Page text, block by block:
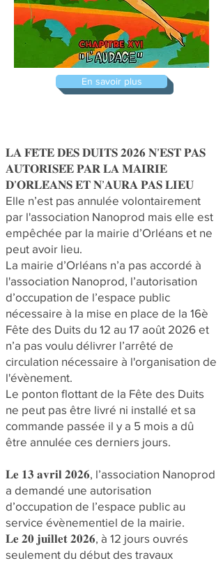
En savoir plus
𝐋𝐀 𝐅𝐄̂𝐓𝐄 𝐃𝐄𝐒 𝐃𝐔𝐈𝐓𝐒 𝟐𝟎𝟐𝟔 𝐍’𝐄𝐒𝐓 𝐏𝐀𝐒
𝐀𝐔𝐓𝐎𝐑𝐈𝐒𝐄́𝐄 𝐏𝐀𝐑 𝐋𝐀 𝐌𝐀𝐈𝐑𝐈𝐄
𝐃’𝐎𝐑𝐋𝐄́𝐀𝐍𝐒 𝐄𝐓 𝐍’𝐀𝐔𝐑𝐀 𝐏𝐀𝐒 𝐋𝐈𝐄𝐔
Elle n’est pas annulée volontairement
par l'association Nanoprod mais elle est
empêchée par la mairie d’Orléans et ne
peut avoir lieu.
La mairie d’Orléans n’a pas accordé à
l'association Nanoprod, l’autorisation
d’occupation de l’espace public
nécessaire à la mise en place de la 16è
Fête des Duits du 12 au 17 août 2026 et
n’a pas voulu délivrer l’arrêté de
circulation nécessaire à l'organisation de
l'évènement.
Le ponton flottant de la Fête des Duits
ne peut pas être livré ni installé et sa
commande passée il y a 5 mois a dû
être annulée ces derniers jours.
𝐋𝐞 𝟏𝟑 𝐚𝐯𝐫𝐢𝐥 𝟐𝟎𝟐𝟔, l’association Nanoprod
a demandé une autorisation
d’occupation de l’espace public au
service évènementiel de la mairie.
𝐋𝐞 𝟐𝟎 𝐣𝐮𝐢𝐥𝐥𝐞𝐭 𝟐𝟎𝟐𝟔, à 12 jours ouvrés
seulement du début des travaux